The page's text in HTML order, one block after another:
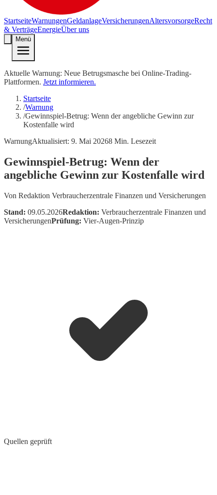
StartseiteWarnungenGeldanlageVersicherungenAltersvorsorgeRecht
& VerträgeEnergieÜber uns
Menü
Aktuelle Warnung: Neue Betrugsmasche bei Online-Trading-
Plattformen. Jetzt informieren.
Startseite
/Warnung
/Gewinnspiel-Betrug: Wenn der angebliche Gewinn zur
Kostenfalle wird
WarnungAktualisiert: 9. Mai 20268 Min. Lesezeit
Gewinnspiel-Betrug: Wenn der
angebliche Gewinn zur Kostenfalle wird
Von Redaktion Verbraucherzentrale Finanzen und Versicherungen
Stand: 09.05.2026Redaktion: Verbraucherzentrale Finanzen und
VersicherungenPrüfung: Vier-Augen-Prinzip
Quellen geprüft